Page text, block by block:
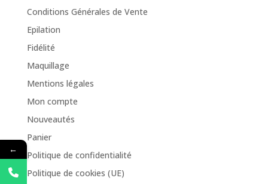
Conditions Générales de Vente
Epilation
Fidélité
Maquillage
Mentions légales
Mon compte
Nouveautés
Panier
Politique de confidentialité
Politique de cookies (UE)
←